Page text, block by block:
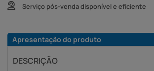
Serviço pós-venda disponível e eficiente
Apresentação do produto
DESCRIÇÃO